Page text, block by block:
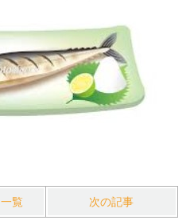
一覧 次の記事